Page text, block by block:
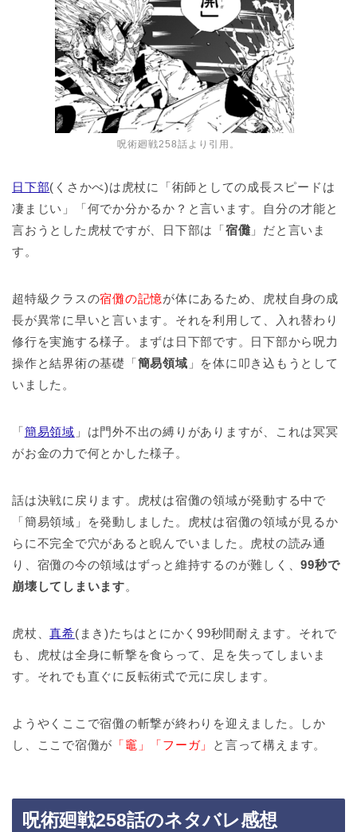
呪術廻戦258話より引用。
日下部(くさかべ)は虎杖に「術師としての成長スピードは
凄まじい」「何でか分かるか？と言います。自分の才能と
言おうとした虎杖ですが、日下部は「宿儺 」だと言いま
す。
超特級クラスの宿儺の記憶が体にあるため、虎杖自身の成
長が異常に早いと言います。それを利用して、入れ替わり
修行を実施する様子。まずは日下部です。日下部から呪力
操作と結界術の基礎「簡易領域 」を体に叩き込もうとして
いました。
「簡易領域 」は門外不出の縛りがありますが、これは冥冥
がお金の力で何とかした様子。
話は決戦に戻ります。虎杖は宿儺の領域が発動する中で
「簡易領域」を発動しました。虎杖は宿儺の領域が見るか
らに不完全で穴があると睨んでいました。虎杖の読み通
り、宿儺の今の領域はずっと維持するのが難しく、99秒で
崩壊してしまいます。
虎杖、真希(まき)たちはとにかく99秒間耐えます。それで
も、虎杖は全身に斬撃を食らって、足を失ってしまいま
す。それでも直ぐに反転術式で元に戻します。
ようやくここで宿儺の斬撃が終わりを迎えました。しか
し、ここで宿儺が 「竈」「フーガ」 と言って構えます。
呪術廻戦258話のネタバレ感想